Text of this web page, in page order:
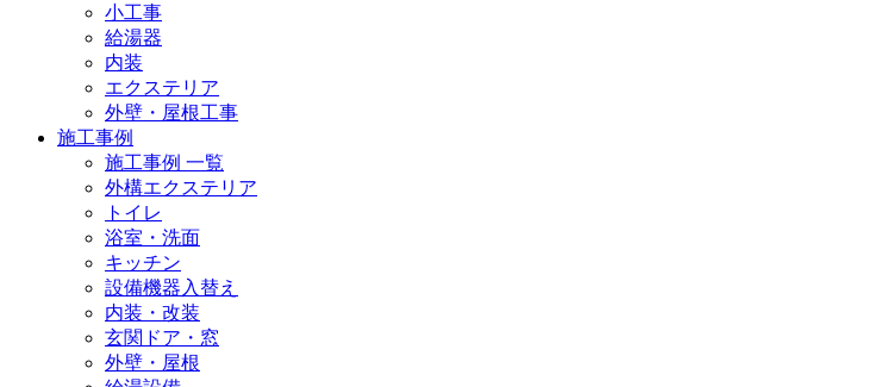
小工事
給湯器
内装
エクステリア
外壁・屋根工事
施工事例
施工事例 一覧
外構エクステリア
トイレ
浴室・洗面
キッチン
設備機器入替え
内装・改装
玄関ドア・窓
外壁・屋根